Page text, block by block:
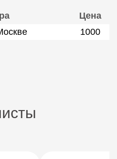
Цена
1000